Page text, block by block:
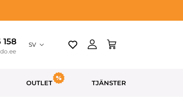
158 SV
OUTLET TJÄNSTER